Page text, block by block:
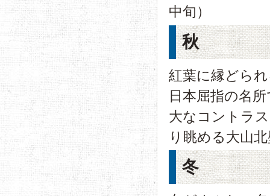
中旬）
秋
紅葉に縁どら
日本屈指の名
大なコントラ
り眺める大山
冬